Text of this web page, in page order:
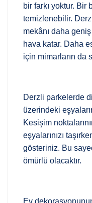
bir farkı yoktur. Bir
temizlenebilir.
mekânı daha
hava katar. Daha
için mimarların da
Derzli parkelerde
üzerindeki
Kesişim
eşyalarınızı
gösteriniz. Bu
ömürlü olacaktır.
Ev